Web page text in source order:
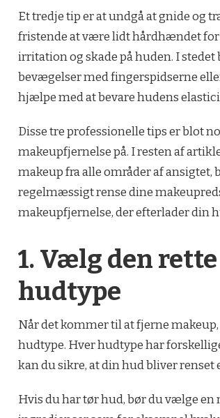
Et tredje tip er at undgå at gnide og
fristende at være lidt hårdhændet for
irritation og skade på huden. I
bevægelser med fingerspidserne
hjælpe med at bevare hudens
Disse tre professionelle tips er blot
makeupfjernelse på. I resten af
makeup fra alle områder af
regelmæssigt rense dine
makeupfjernelse, der efterlader din
1. Vælg den
hudtype
Når det kommer til at fjerne
hudtype. Hver hudtype har
kan du sikre, at din hud bliver
Hvis du har tør hud, bør du vælge